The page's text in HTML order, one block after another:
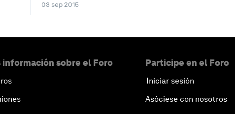
03 sep 2015
información sobre el Foro Participe en el Foro
Iniciar sesión
Asóciese con nosotros